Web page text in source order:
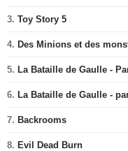
3. Toy Story 5
4. Des Minions et des
5. La Bataille de Gaulle -
6. La Bataille de Gaulle -
7. Backrooms
8. Evil Dead Burn